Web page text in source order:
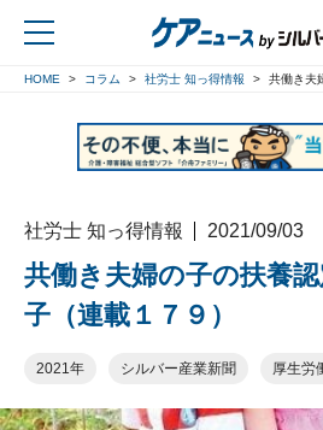
HOME コラム 社労士 知っ得情報 共働き夫婦
社労士 知っ得情報 2021/09/03
共働き夫婦の子の扶養
子（連載１７９）
2021年 シルバー産業新聞 厚生労